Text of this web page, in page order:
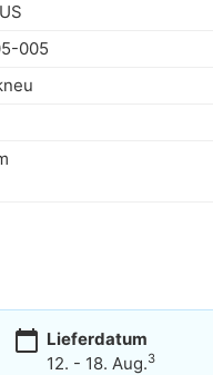
005
calendar_today Lieferdatum
12. - 18. Aug.3